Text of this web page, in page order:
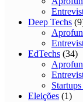
Deep Techs
EdTechs (34)
Eleições (1)